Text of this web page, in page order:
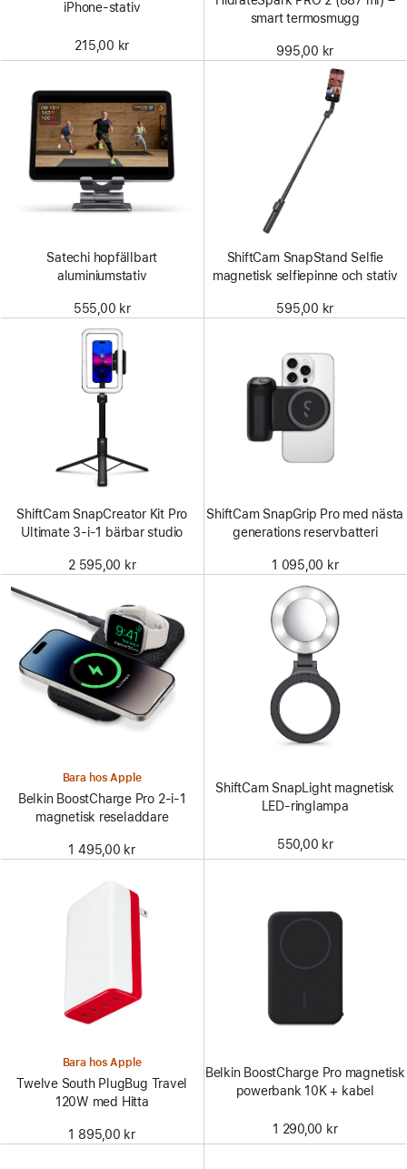
iPhone-stativ
215,00 kr
smart termosmugg
995,00 kr
Satechi hopfällbart
aluminiumstativ
555,00 kr
ShiftCam SnapStand Selfie
magnetisk selfiepinne och stativ
595,00 kr
ShiftCam SnapCreator Kit Pro
Ultimate 3-i-1 bärbar studio
2 595,00 kr
ShiftCam SnapGrip Pro med nästa
generations reservbatteri
1 095,00 kr
Bara hos Apple
Belkin BoostCharge Pro 2-i-1
magnetisk reseladdare
1 495,00 kr
ShiftCam SnapLight magnetisk
LED-ringlampa
550,00 kr
Bara hos Apple
Twelve South PlugBug Travel
120W med Hitta
1 895,00 kr
Belkin BoostCharge Pro magnetisk
powerbank 10K + kabel
1 290,00 kr